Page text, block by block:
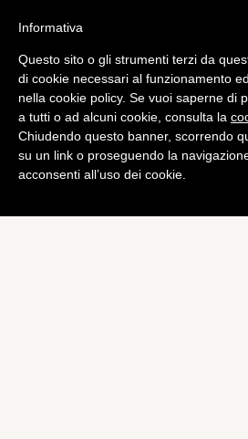
Curiosità
Incinta bimba
di un anno
di Alessandro Moretti
Informativa
Questo sito o gli strumenti terzi da
di cookie necessari al funzionamento
nella cookie policy. Se vuoi saperne di
a tutti o ad alcuni cookie, consulta la
Chiudendo questo banner, scorrendo
su un link o proseguendo la
acconsenti all’uso dei cookie.